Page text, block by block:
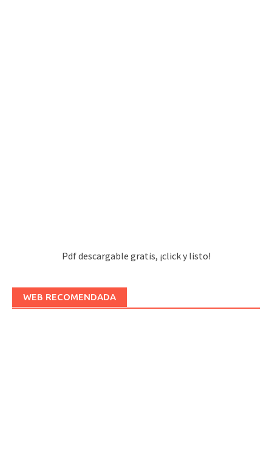
Pdf descargable gratis, ¡click y listo!
WEB RECOMENDADA